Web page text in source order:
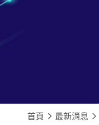
首頁 最新消息